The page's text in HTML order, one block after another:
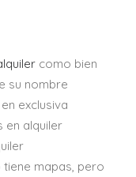
como bien
su nombre
exclusiva
en alquiler
mapas, pero